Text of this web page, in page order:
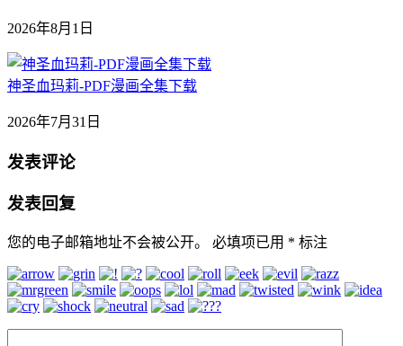
2026年8月1日
神圣血玛莉-PDF漫画全集下载
2026年7月31日
发表评论
发表回复
您的电子邮箱地址不会被公开。 必填项已用 * 标注